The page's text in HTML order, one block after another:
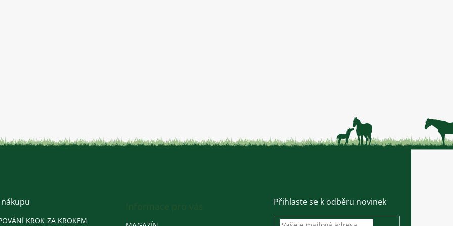
KROK ZA KROKEM
Přihlaste se k odběru novinek